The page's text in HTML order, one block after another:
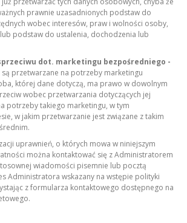
prawnie uzasadnionych podstaw do
wobec interesów, praw i wolności osoby,
podstaw do ustalenia, dochodzenia lub
dot. marketingu bezpośredniego -
przetwarzane na potrzeby marketingu
której dane dotyczą, ma prawo w dowolnym
wobec przetwarzania dotyczących jej
potrzeby takiego marketingu, w tym
w jakim przetwarzanie jest związane z takim
uprawnień, o których mowa w niniejszym
można kontaktować się z Administratorem
wiadomości pisemnie lub pocztą
Administratora wskazany na wstępie polityki
z formularza kontaktowego dostępnego na